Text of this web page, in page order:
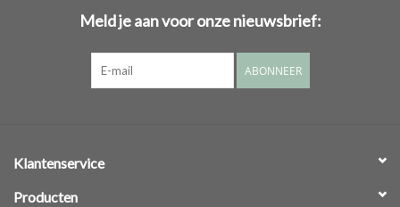
Meld je aan voor onze nieuwsbrief:
ABONNEER
Klantenservice
Producten